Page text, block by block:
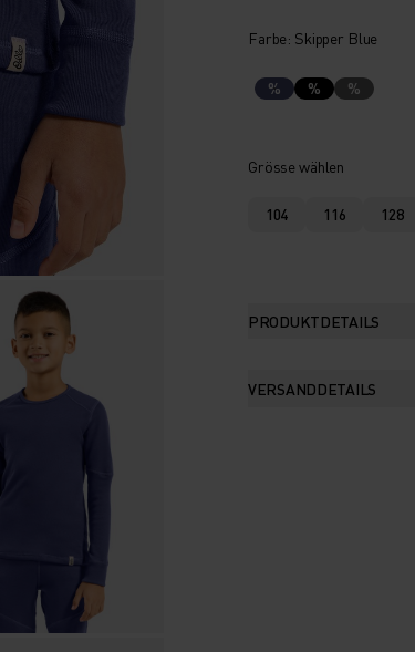
Farbe: Skipper Blue
% % %
Grösse wählen
104 116 128
PRODUKTDETAILS
VERSANDDETAILS